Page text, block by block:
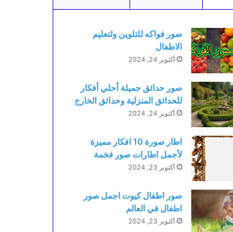
صور فواكه للتلوين ولتعليم
الاطفال
أكتوبر 24, 2024
صور حدائق جميلة أحلي أفكار
للحدائق المنزلية وحدائق الخارج
أكتوبر 24, 2024
اطار صورة 10 افكار مميزة
لأجمل اطارات صور فخمة
أكتوبر 23, 2024
صور اطفال كيوت اجمل صور
اطفال في العالم
أكتوبر 23, 2024